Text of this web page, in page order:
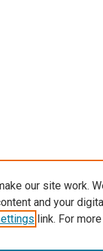
our site work.
and your
link. For